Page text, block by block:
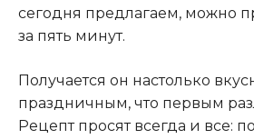
сегодня предлагаем, можно
за пять минут.
Получается он настолько
праздничным, что первым
Рецепт просят всегда и все: